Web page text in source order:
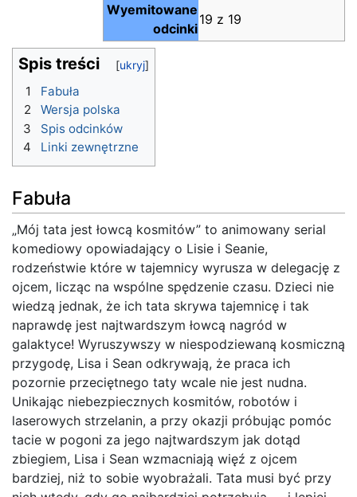
Wyemitowane
odcinki
19 z 19
Spis treści
1
Fabuła
2
Wersja polska
3
Spis odcinków
4
Linki zewnętrzne
Fabuła
„Mój tata jest łowcą kosmitów” to animowany serial
komediowy opowiadający o Lisie i Seanie,
rodzeństwie które w tajemnicy wyrusza w delegację z
ojcem, licząc na wspólne spędzenie czasu. Dzieci nie
wiedzą jednak, że ich tata skrywa tajemnicę i tak
naprawdę jest najtwardszym łowcą nagród w
galaktyce! Wyruszywszy w niespodziewaną kosmiczną
przygodę, Lisa i Sean odkrywają, że praca ich
pozornie przeciętnego taty wcale nie jest nudna.
Unikając niebezpiecznych kosmitów, robotów i
laserowych strzelanin, a przy okazji próbując pomóc
tacie w pogoni za jego najtwardszym jak dotąd
zbiegiem, Lisa i Sean wzmacniają więź z ojcem
bardziej, niż to sobie wyobrażali. Tata musi być przy